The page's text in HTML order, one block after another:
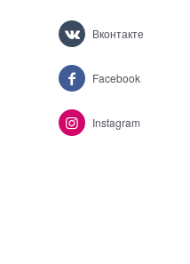
Вконтакте
Facebook
Instagram